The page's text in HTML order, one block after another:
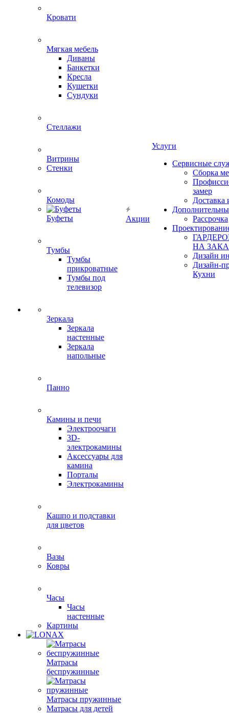
Кровати
Мягкая мебель
Диваны
Банкетки
Кресла
Кушетки
Сундуки
Стеллажи
Витрины
Стенки
Комоды
Буфеты
Тумбы
Тумбы
прикроватные
Тумбы под
телевизор
Зеркала
Зеркала
настенные
Зеркала
напольные
Панно
Камины и печи
Электроочаги
3D-
электрокамины
Аксессуары для
камина
Порталы
Электрокамины
Кашпо и подставки
для цветов
Вазы
Ковры
Часы
Часы
настенные
Картины
Матрасы
беспружинные
Матрасы пружинные
Матрасы для детей
Акции
Услуги
Сервисные
Сборка
замер
Доставка
Рассрочка
НА
Дизайн
Дизайн-
Кухни